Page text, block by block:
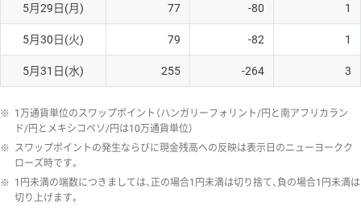
5月29日(月) 77 -80 1
5月30日(火) 79 -82 1
5月31日(水) 255 -264 3
※ 1万通貨単位のスワップポイント（ハンガリーフォリント/円と南アフリカラン
ド/円とメキシコペソ/円は10万通貨単位）
※ スワップポイントの発生ならびに現金残高への反映は表示日のニューヨークク
ローズ時です。
※ 1円未満の端数につきましては、正の場合1円未満は切り捨て、負の場合1円未満は
切り上げます。